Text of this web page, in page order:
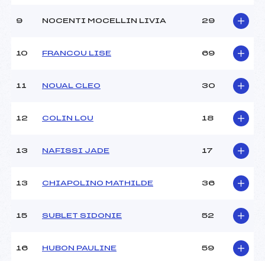
Ouvreurs B :
Ouvreurs D :
Température arrivée :
9 NOCENTI MOCELLIN LIVIA 29
10 FRANCOU LISE 69
11 NOUAL CLEO 30
12 COLIN LOU 18
13 NAFISSI JADE 17
13 CHIAPOLINO MATHILDE 36
15 SUBLET SIDONIE 52
16 HUBON PAULINE 59